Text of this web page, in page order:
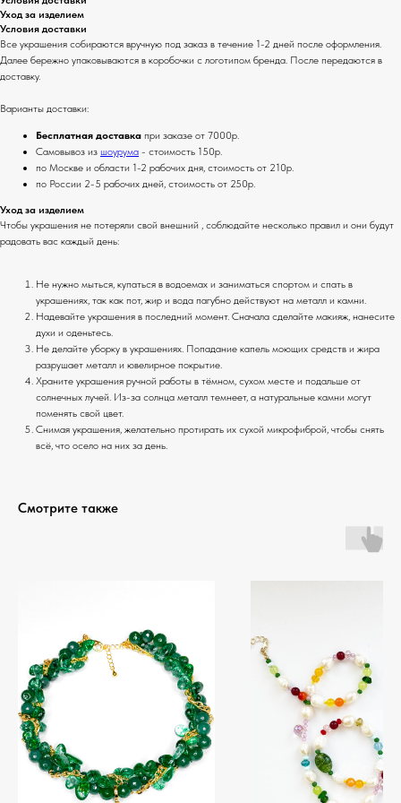
Уход за изделием
Условия доставки
Все украшения собираются вручную под заказ в течение 1-2 дней после оформления.
Далее бережно упаковываются в коробочки с логотипом бренда. После передаются в
доставку.
Варианты доставки:
Бесплатная доставка при заказе от 7000р.
Самовывоз из шоурума - стоимость 150р.
по Москве и области 1-2 рабочих дня, стоимость от 210р.
по России 2-5 рабочих дней, стоимость от 250р.
Уход за изделием
Чтобы украшения не потеряли свой внешний , соблюдайте несколько правил и они будут
радовать вас каждый день:
Не нужно мыться, купаться в водоемах и заниматься спортом и спать в
украшениях, так как пот, жир и вода пагубно действуют на металл и камни.
Надевайте украшения в последний момент. Сначала сделайте макияж, нанесите
духи и оденьтесь.
Не делайте уборку в украшениях. Попадание капель моющих средств и жира
разрушает металл и ювелирное покрытие.
Храните украшения ручной работы в тёмном, сухом месте и подальше от
солнечных лучей. Из-за солнца металл темнеет, а натуральные камни могут
поменять свой цвет.
Снимая украшения, желательно протирать их сухой микрофиброй, чтобы снять
всё, что осело на них за день.
Смотрите также